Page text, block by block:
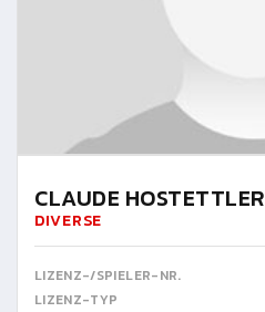
CLAUDE HOSTETTLER
DIVERSE
LIZENZ-/SPIELER-NR.
LIZENZ-TYP